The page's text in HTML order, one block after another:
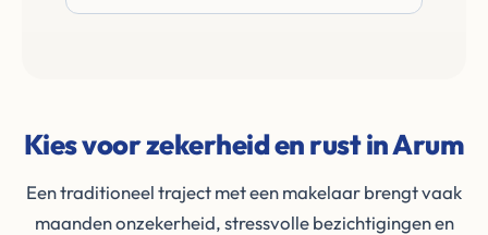
Kies voor zekerheid en rust in Arum
Een traditioneel traject met een makelaar brengt vaak
maanden onzekerheid, stressvolle bezichtigingen en